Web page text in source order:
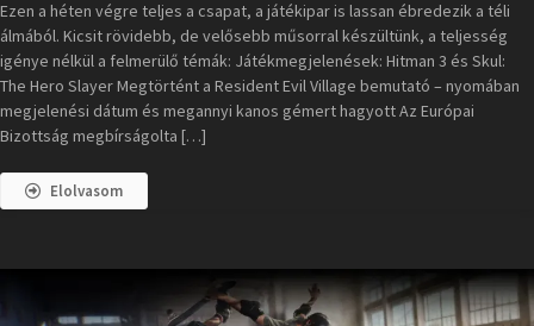
Ezen a héten végre teljes a csapat, a játékipar is lassan ébredezik a téli
álmából. Kicsit rövidebb, de velősebb műsorral készültünk, a teljesség
igénye nélkül a felmerülő témák: Játékmegjelenések: Hitman 3 és Skul:
The Hero Slayer Megtörtént a Resident Evil Village bemutató – nyomában
megjelenési dátum és megannyi kanos gémert hagyott Az Európai
Bizottság megbírságolta […]
Elolvasom